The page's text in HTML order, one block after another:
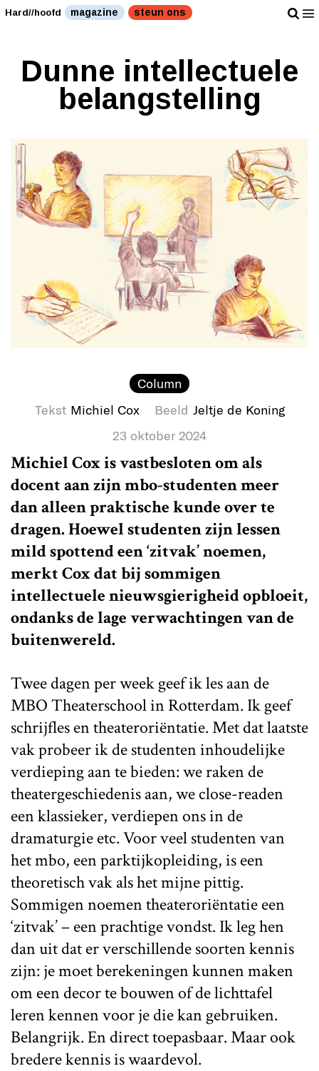
Hard//hoofd magazine steun ons
Dunne intellectuele
belangstelling
Column
Tekst Michiel Cox Beeld Jeltje de Koning
23 oktober 2024
Michiel Cox is vastbesloten om als
docent aan zijn mbo-studenten meer
dan alleen praktische kunde over te
dragen. Hoewel studenten zijn lessen
mild spottend een ‘zitvak’ noemen,
merkt Cox dat bij sommigen
intellectuele nieuwsgierigheid opbloeit,
ondanks de lage verwachtingen van de
buitenwereld.
Twee dagen per week geef ik les aan de
MBO Theaterschool in Rotterdam. Ik geef
schrijfles en theateroriëntatie. Met dat laatste
vak probeer ik de studenten inhoudelijke
verdieping aan te bieden: we raken de
theatergeschiedenis aan, we close-readen
een klassieker, verdiepen ons in de
dramaturgie etc. Voor veel studenten van
het mbo, een parktijkopleiding, is een
theoretisch vak als het mijne pittig.
Sommigen noemen theateroriëntatie een
‘zitvak’ – een prachtige vondst. Ik leg hen
dan uit dat er verschillende soorten kennis
zijn: je moet berekeningen kunnen maken
om een decor te bouwen of de lichttafel
leren kennen voor je die kan gebruiken.
Belangrijk. En direct toepasbaar. Maar ook
bredere kennis is waardevol.